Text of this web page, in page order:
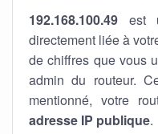
192.168.100.49 est
directement liée à
de chiffres que vous
admin du routeur.
mentionné, votre
adresse IP publique.